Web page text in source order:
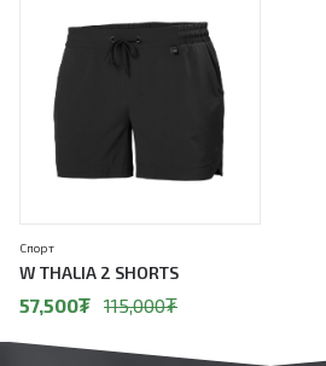
W THALIA 2 SHORTS
Спорт
57,500₮ 115,000₮